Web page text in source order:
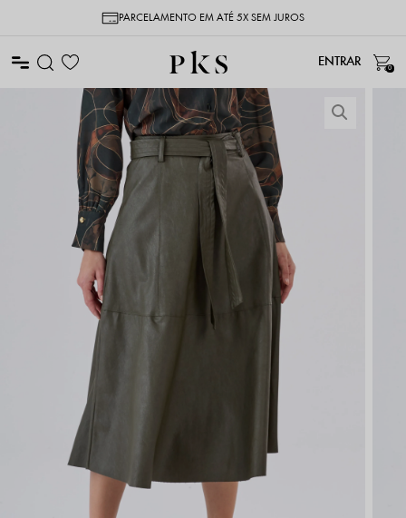
PARCELAMENTO EM ATÉ 5X SEM JUROS
0